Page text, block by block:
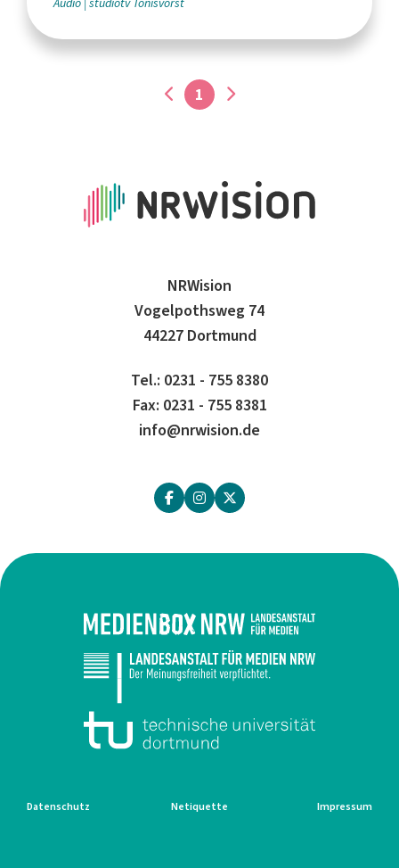
1
NRWision
Vogelpothsweg 74
44227 Dortmund
Tel.: 0231 - 755 8380
Fax: 0231 - 755 8381
info@nrwision.de
Datenschutz Netiquette Impressum